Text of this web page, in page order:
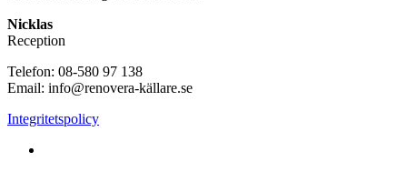
Nicklas
Reception
Telefon: 08-580 97 138
Email: info@renovera-källare.se
Integritetspolicy